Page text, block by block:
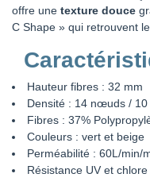
offre une texture douce
C Shape » qui retrouvent
Hauteur fibres : 32 mm
Densité : 14 nœuds / 10
Fibres : 37%
Couleurs : vert et beige
Perméabilité : 60L/min/
Résistance UV et